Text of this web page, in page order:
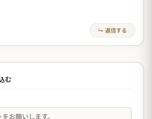
↳ 返信する
む